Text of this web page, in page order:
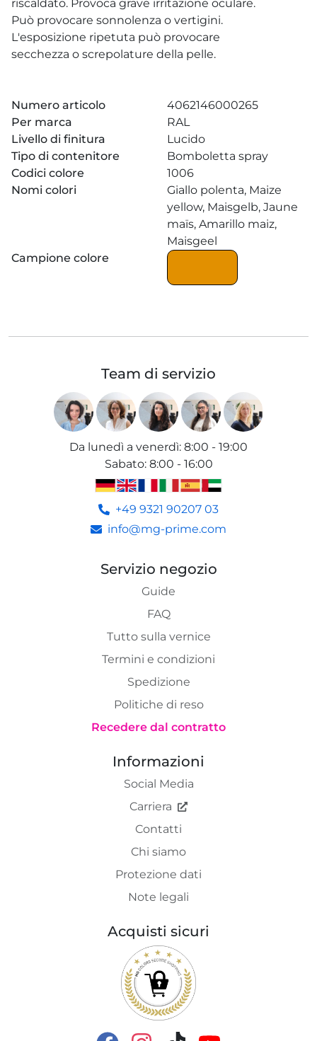
riscaldato. Provoca grave irritazione oculare.
Può provocare sonnolenza o vertigini.
L'esposizione ripetuta può provocare
secchezza o screpolature della pelle.
Numero articolo
4062146000265
Per marca
RAL
Livello di finitura
Lucido
Tipo di contenitore
Bomboletta spray
Codici colore
1006
Nomi colori
Giallo polenta, Maize
yellow, Maisgelb, Jaune
maïs, Amarillo maiz,
Maisgeel
Campione colore
Team di servizio
Da lunedì a venerdì: 8:00 - 19:00
Sabato: 8:00 - 16:00
+49 9321 90207 03
info@mg-prime.com
Servizio negozio
Guide
FAQ
Tutto sulla vernice
Termini e condizioni
Spedizione
Politiche di reso
Recedere dal contratto
Informazioni
Social Media
Carriera
Contatti
Chi siamo
Protezione dati
Note legali
Acquisti sicuri